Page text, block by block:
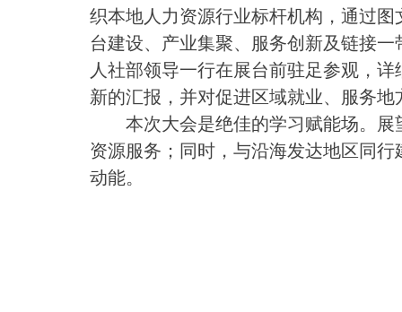
织本地人力资源行业标杆机构，通过
台建设、产业集聚、服务创新及链接
人社部领导一行在展台前驻足参观，
新的汇报，并对促进区域就业、服务
本次大会是绝佳的学习赋能场。
资源服务；同时，与沿海发达地区同
动能。